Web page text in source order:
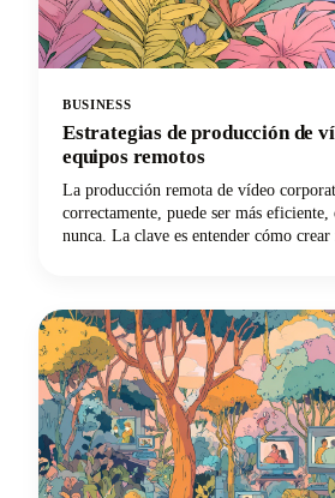
BUSINESS
Estrategias de producción de
equipos remotos
La producción remota de vídeo
correctamente, puede ser más
nunca. La clave es entender cómo